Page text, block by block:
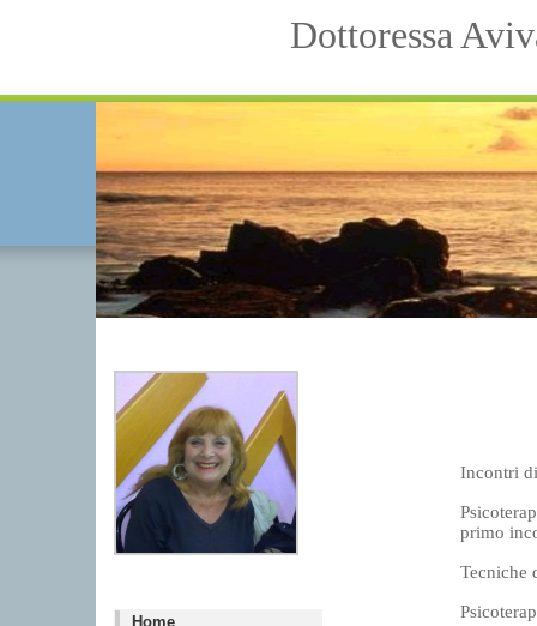
Dottoressa
Home
Incontri
primo
Tecniche